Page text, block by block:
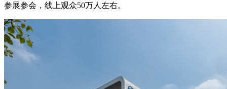
参展参会，线上观众50万人左右。